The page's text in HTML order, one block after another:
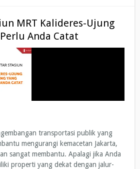
MRT Kalideres-Ujung
Anda Catat
transportasi publik yang
mengurangi kemacetan Jakarta,
sangat membantu. Apalagi jika Anda
properti yang dekat dengan jalur-